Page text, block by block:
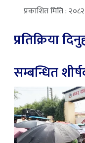
प्रकाशित मिति :
प्रतिक्रिया
सम्बन्धित